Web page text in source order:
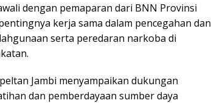
dengan pemaparan dari BNN Provinsi
kerja sama dalam pencegahan dan
serta peredaran narkoba di
Jambi menyampaikan dukungan
dan pemberdayaan sumber daya